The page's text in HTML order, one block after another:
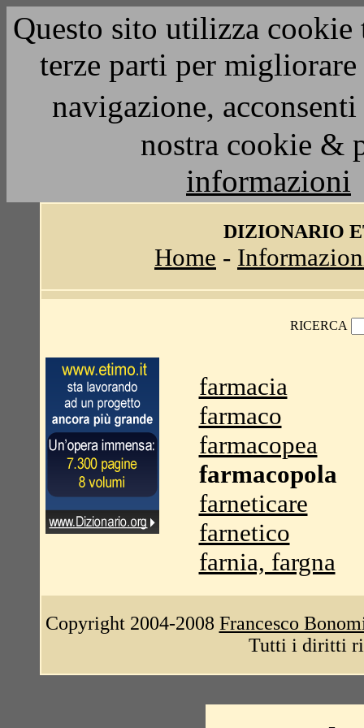
Questo sito utilizza
terze parti per
navigazione,
nostra cookie &
informazioni
DIZIONARIO
Home -
RICERCA
farmacia
farmaco
farmacopea
farmacopola
farneticare
farnetico
farnia, fargna
Copyright 2004-2008 Francesco
Tutti i diritti